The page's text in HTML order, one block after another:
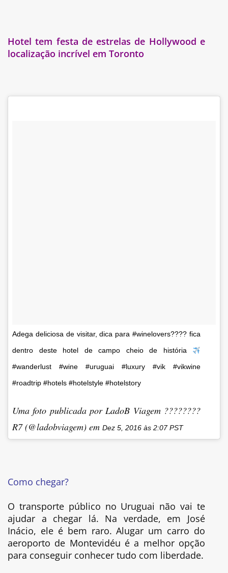
Hotel tem festa de estrelas de Hollywood e
localização incrível em Toronto
Adega deliciosa de visitar, dica para #winelovers???? fica
dentro deste hotel de campo cheio de história
#wanderlust #wine #uruguai #luxury #vik #vikwine
#roadtrip #hotels #hotelstyle #hotelstory
Uma foto publicada por LadoB Viagem ????????
R7 (@ladobviagem) em Dez 5, 2016 às 2:07 PST
Como chegar?
O transporte público no Uruguai não vai te
ajudar a chegar lá. Na verdade, em José
Inácio, ele é bem raro. Alugar um carro do
aeroporto de Montevidéu é a melhor opção
para conseguir conhecer tudo com liberdade.